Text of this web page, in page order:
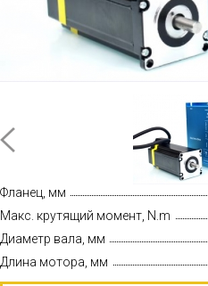
Фланец, мм
Макс. крутящий момент, N.m
Диаметр вала, мм
Длина мотора, мм